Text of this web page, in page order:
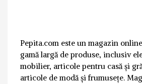
Pepita.com este un magazin
gamă largă de produse, inclusiv
mobilier, articole pentru casă și
articole de modă și frumusețe.